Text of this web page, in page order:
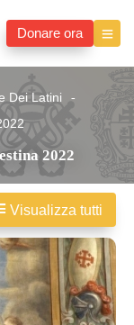
Donare ora
Dei Latini
2022
Visualizza tutti